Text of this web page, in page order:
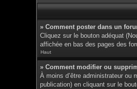
» Comment poster dans un
Cliquez sur le bouton adéquat
affichée en bas des pages des
Haut
» Comment modifier ou
À moins d’être administrateur ou
publication) en cliquant sur le